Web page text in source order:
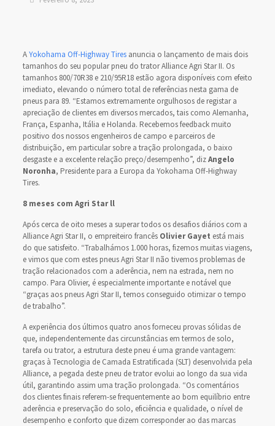
AYokohama Off-Highway Tiresanuncia o lançamento de mais dois
tamanhos do seu popular pneu do trator Alliance Agri Star II. Os
tamanhos 800/70R38 e 210/95R18 estão agora disponíveis com efeito
imediato, elevando o número total de referências nesta gama de
pneus para 89. “Estamos extremamente orgulhosos de registar a
apreciação de clientes em diversos mercados, tais como Alemanha,
França, Espanha, Itália e Holanda. Recebemos feedback muito
positivo dos nossos engenheiros de campo e parceiros de
distribuição, em particular sobre a tração prolongada, o baixo
desgaste e a excelente relação preço/desempenho”, dizAngelo
Noronha, Presidente para a Europa da Yokohama Off-Highway
Tires.
8 meses com Agri Star ll
Após cerca de oito meses a superar todos os desafios diários com a
Alliance Agri Star II, o empreiteiro francês Olivier Gayet está mais
do que satisfeito. “Trabalhámos 1.000 horas, fizemos muitas viagens,
e vimos que com estes pneus Agri Star II não tivemos problemas de
tração relacionados com a aderência, nem na estrada, nem no
campo. Para Olivier, é especialmente importante e notável que
“graças aos pneus Agri Star II, temos conseguido otimizar o tempo
de trabalho”.
A experiência dos últimos quatro anos forneceu provas sólidas de
que, independentemente das circunstâncias em termos de solo,
tarefa ou trator, a estrutura deste pneu é uma grande vantagem:
graças à Tecnologia de Camada Estratificada (SLT) desenvolvida pela
Alliance, a pegada deste pneu de trator evolui ao longo da sua vida
útil, garantindo assim uma tração prolongada. “Os comentários
dos clientes finais referem-se frequentemente ao bom equilíbrio entre
aderência e preservação do solo, eficiência e qualidade, o nível de
desempenho e conforto que dizem corresponder ao das marcas